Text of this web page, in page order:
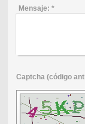
Mensaje: *